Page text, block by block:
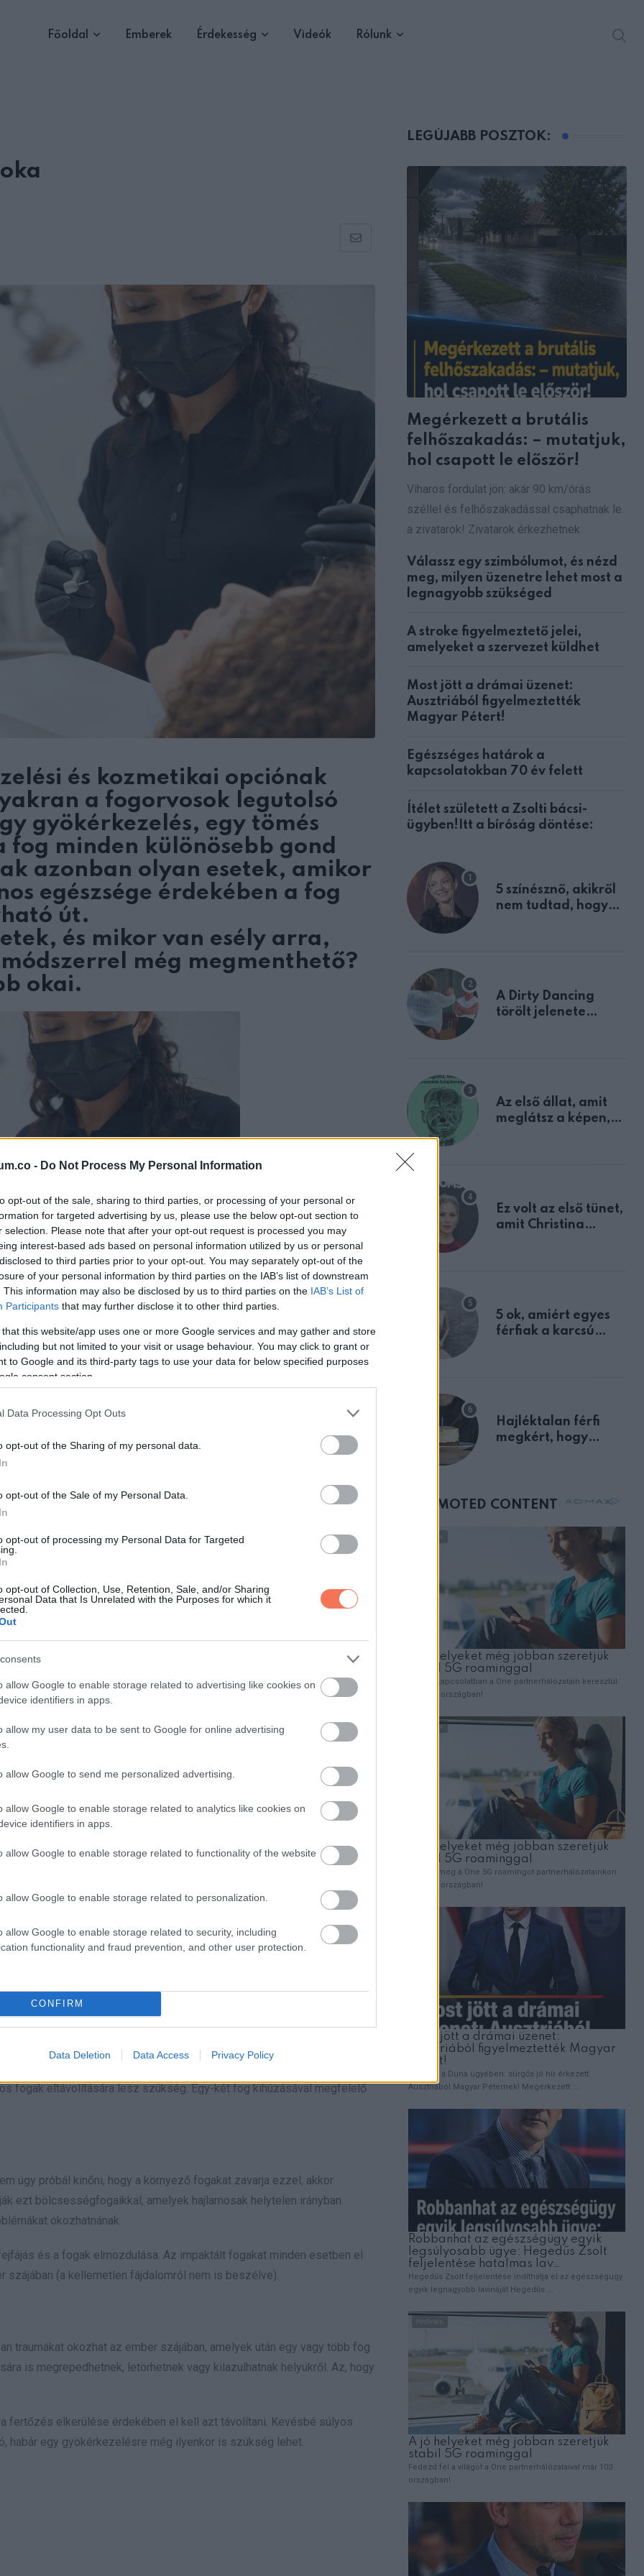
- Do Not Process My Personal Information
opt-out of the sale, sharing to third parties, or processing of your personal or
for targeted advertising by us, please use the below opt-out section to
selection. Please note that after your opt-out request is processed you may
interest-based ads based on personal information utilized by us or personal
to third parties prior to your opt-out. You may separately opt-out of the
of your personal information by third parties on the IAB’s list of downstream
This information may also be disclosed by us to third parties on the IAB’s List of
Participants that may further disclose it to other third parties.
that this website/app uses one or more Google services and may gather and store
but not limited to your visit or usage behaviour. You may click to grant or
to Google and its third-party tags to use your data for below specified purposes
consent section.
Data Processing Opt Outs
opt-out of the Sharing of my personal data.
opt-out of the Sale of my Personal Data.
opt-out of processing my Personal Data for Targeted
opt-out of Collection, Use, Retention, Sale, and/or Sharing
Data that Is Unrelated with the Purposes for which it
allow Google to enable storage related to advertising like cookies on
identifiers in apps.
allow my user data to be sent to Google for online advertising
allow Google to send me personalized advertising.
allow Google to enable storage related to analytics like cookies on
identifiers in apps.
allow Google to enable storage related to functionality of the website
allow Google to enable storage related to personalization.
allow Google to enable storage related to security, including
functionality and fraud prevention, and other user protection.
CONFIRM
Data Deletion Data Access Privacy Policy
Főoldal Emberek Érdekesség Videók Rólunk
Share
és kozmetikai opciónak
a fogorvosok legutolsó
gyökérkezelés, egy tömés
fog minden különösebb gond
azonban olyan esetek, amikor
egészsége érdekében a fog
út.
és mikor van esély arra,
még megmenthető?
okai.
lepedék és fogkő elkezdik lebontani a fogakat védő zománcréteget.
a fog belső, érzékenyebb részei fedetlenné, védtelenné válnak. Ezért
akkor az időben felfedezheti a kialakulófélben lévő
megmenthető. Ha a szuvasodás elég mélyre hatol, akkor
csak akkor kérnek időpontot, amikor elviselhetetlenné válik a fájdalom
mellett pirosodás és duzzadás is kialakulhat – a fertőzés gyakori
eltávolításukra lesz szükség.
Ez periodontális betegségként is ismert gyulladás a száj puha és
egyik legelső tünete a fogmosáskor vagy fogselyem
és duzzadást is tapasztalhatnak, illetve tartós kellemetlen leheletre is
időben fogorvoshoz fordul vele, és szigorúan odafigyel
stádiumába léphet át – ez az úgynevezett periodontitis, ami már
Ahogy a baktériumok tönkreteszik a fogínyt, a fogak gyökerei
Ekkorra a fogak kilazulnak és ki is hullhatnak a helyükről.
a sérült fogakat biztonságosan el lehessen távolítani. Ezt követően a
többet azonban a
fogínygyulladás kezelés
éről, annak
nagy, hogy az összes maradó fog kényelmesen elférjen rajta egymás
ínyből és elfedik egymást.
fogak eltávolítására lesz szükség. Egy-két fog kihúzásával megfelelő
úgy próbál kinőni, hogy a környező fogakat zavarja ezzel, akkor
ezt bölcsességfogaikkal, amelyek hajlamosak helytelen irányban
okozhatnának.
és a fogak elmozdulása. Az impaktált fogakat minden esetben el
szájában (a kellemetlen fájdalomról nem is beszélve).
traumákat okozhat az ember szájában, amelyek után egy vagy több fog
is megrepedhetnek, letörhetnek vagy kilazulhatnak helyükről. Az, hogy
fertőzés elkerülése érdekében el kell azt távolítani. Kevésbé súlyos
egy gyökérkezelésre még ilyenkor is szükség lehet.
LEGÚJABB POSZTOK:
Megérkezett a brutális
felhőszakadás: – mutatjuk,
hol csapott le először!
Viharos fordulat jön: akár 90 km/órás
széllel és felhőszakadással csaphatnak le
a zivatarok! Zivatarok érkezhetnek
Válassz egy szimbólumot, és nézd
meg, milyen üzenetre lehet most a
legnagyobb szükséged
A stroke figyelmeztető jelei,
amelyeket a szervezet küldhet
Most jött a drámai üzenet:
Ausztriából figyelmeztették
Magyar Pétert!
Egészséges határok a
kapcsolatokban 70 év felett
Ítélet született a Zsolti bácsi-
ügyben!Itt a bíróság döntése:
5 színésznő, akikről
nem tudtad, hogy
A Dirty Dancing
törölt jelenete
Az első állat, amit
meglátsz a képen,
Ez volt az első tünet,
amit Christina
5 ok, amiért egyes
férfiak a karcsú
Hajléktalan férfi
megkért, hogy
mellettem ült az első